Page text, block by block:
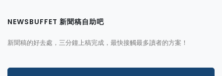
NEWSBUFFET 新聞稿自助吧
新聞稿的好去處，三分鐘上稿完成，最快接觸最多讀者的方案！